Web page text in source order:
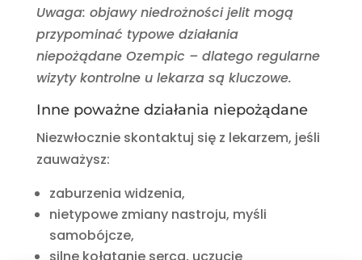
Uwaga: objawy niedrożności jelit mogą
przypominać typowe działania
niepożądane Ozempic – dlatego regularne
wizyty kontrolne u lekarza są kluczowe.
Inne poważne działania niepożądane
Niezwłocznie skontaktuj się z lekarzem, jeśli
zauważysz:
zaburzenia widzenia,
nietypowe zmiany nastroju, myśli
samobójcze,
silne kołatanie serca, uczucie